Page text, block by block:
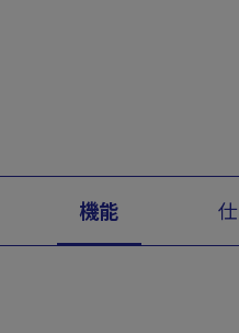
機能